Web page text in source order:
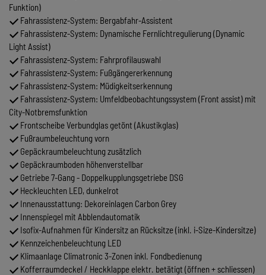
Funktion)
Fahrassistenz-System: Bergabfahr-Assistent
Fahrassistenz-System: Dynamische Fernlichtregulierung (Dynamic
Light Assist)
Fahrassistenz-System: Fahrprofilauswahl
Fahrassistenz-System: Fußgängererkennung
Fahrassistenz-System: Müdigkeitserkennung
Fahrassistenz-System: Umfeldbeobachtungssystem (Front assist) mit
City-Notbremsfunktion
Frontscheibe Verbundglas getönt (Akustikglas)
Fußraumbeleuchtung vorn
Gepäckraumbeleuchtung zusätzlich
Gepäckraumboden höhenverstellbar
Getriebe 7-Gang - Doppelkupplungsgetriebe DSG
Heckleuchten LED, dunkelrot
Innenausstattung: Dekoreinlagen Carbon Grey
Innenspiegel mit Abblendautomatik
Isofix-Aufnahmen für Kindersitz an Rücksitze (inkl. i-Size-Kindersitze)
Kennzeichenbeleuchtung LED
Klimaanlage Climatronic 3-Zonen inkl. Fondbedienung
Kofferraumdeckel / Heckklappe elektr. betätigt (öffnen + schliessen)